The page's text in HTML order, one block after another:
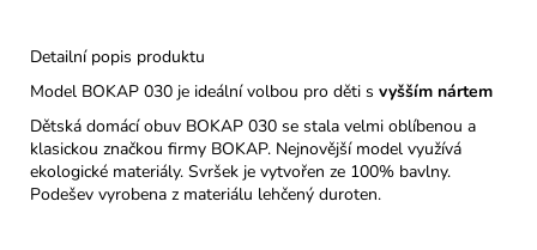
Detailní popis produktu
Model BOKAP 030 je ideální volbou pro děti s vyšším nártem
Dětská domácí obuv BOKAP 030 se stala velmi oblíbenou a
klasickou značkou firmy BOKAP. Nejnovější model využívá
ekologické materiály. Svršek je vytvořen ze 100% bavlny.
Podešev vyrobena z materiálu lehčený duroten.